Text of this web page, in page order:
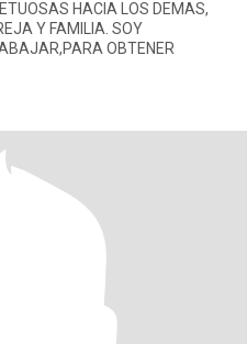
HACIA LOS DEMAS,
Y FAMILIA. SOY
OBTENER